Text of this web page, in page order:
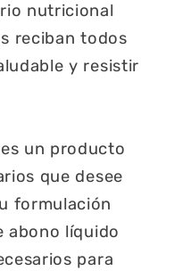
nutricional
reciban todos
y resistir
un producto
que desee
formulación
abono líquido
para